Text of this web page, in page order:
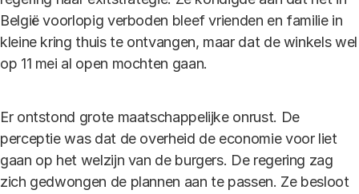
België voorlopig verboden bleef vrienden en familie in
kleine kring thuis te ontvangen, maar dat de winkels wel
op 11 mei al open mochten gaan.
Er ontstond grote maatschappelijke onrust. De
perceptie was dat de overheid de economie voor liet
gaan op het welzijn van de burgers. De regering zag
zich gedwongen de plannen aan te passen. Ze besloot